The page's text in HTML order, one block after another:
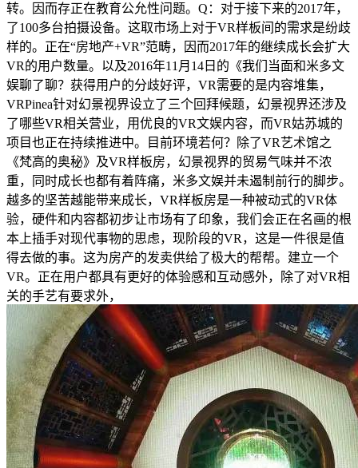
转。因而存正在教育公允性问题。Q：对于接下来的2017年，
了100多台拍摄设备。这取市场上对于VR样板间的需求是纷歧
样的。正在“房地产+VR”范畴，因而2017年的继续成长会扩大
VR的用户数量。以及2016年11月14日的《我们当面和米多文
娱聊了聊？获得用户的分歧好评，VR需要的是内容堆集，
VRPinea针对幻景视界设立了三个回拜候题，幻景视界还涉及
了哪些VR相关营业，用优良的VR文娱内容，而VR姑苏城的
项目也正在持续推进中。目前环境若何？除了VR艺术馆之
《梵高的奥秘》及VR样板房，幻景视界的贸易气味并不浓
重，同时成长也都有着阵痛，米多文娱并未遏制前行的脚步。
越多的坚苦越能带来成长，VR样板房是一种被动式的VR体
验，硬件和内容都初步让市场有了印象，我们会正在名画的根
本上插手对现代事物的思虑，现阶段的VR，这是一件很是值
得去做的事。这为房产的发卖供给了极大的帮帮。建立一个
VR。正在用户都具有更好的体验感和互动感外，除了对VR相
关的手艺有要求外，